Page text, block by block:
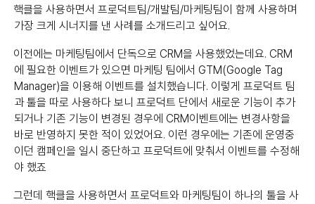
핵클을 사용하면서 프로덕트팀/개발팀/마케팅팀이 함께 사용하며
가장 크게 시너지를 낸 사례를 소개드리고 싶어요.
이전에는 마케팅팀에서 단독으로 CRM을 사용했었는데요. CRM
에 필요한 이벤트가 있으면 마케팅 팀에서 GTM(Google Tag
Manager)을 이용해 이벤트를 설치했습니다. 이렇게 프로덕트 팀
과 툴을 따로 사용하다 보니 프로덕트 단에서 새로운 기능이 추가
되거나 기존 기능이 변경된 경우에 CRM이벤트에는 변경사항을
바로 반영하지 못한 적이 있었어요. 이런 경우에는 기존에 운영중
이던 캠페인을 일시 중단하고 프로덕트에 맞춰서 이벤트를 수정해
야 했죠
그런데 핵클을 사용하면서 프로덕트와 마케팅팀이 하나의 툴을 사